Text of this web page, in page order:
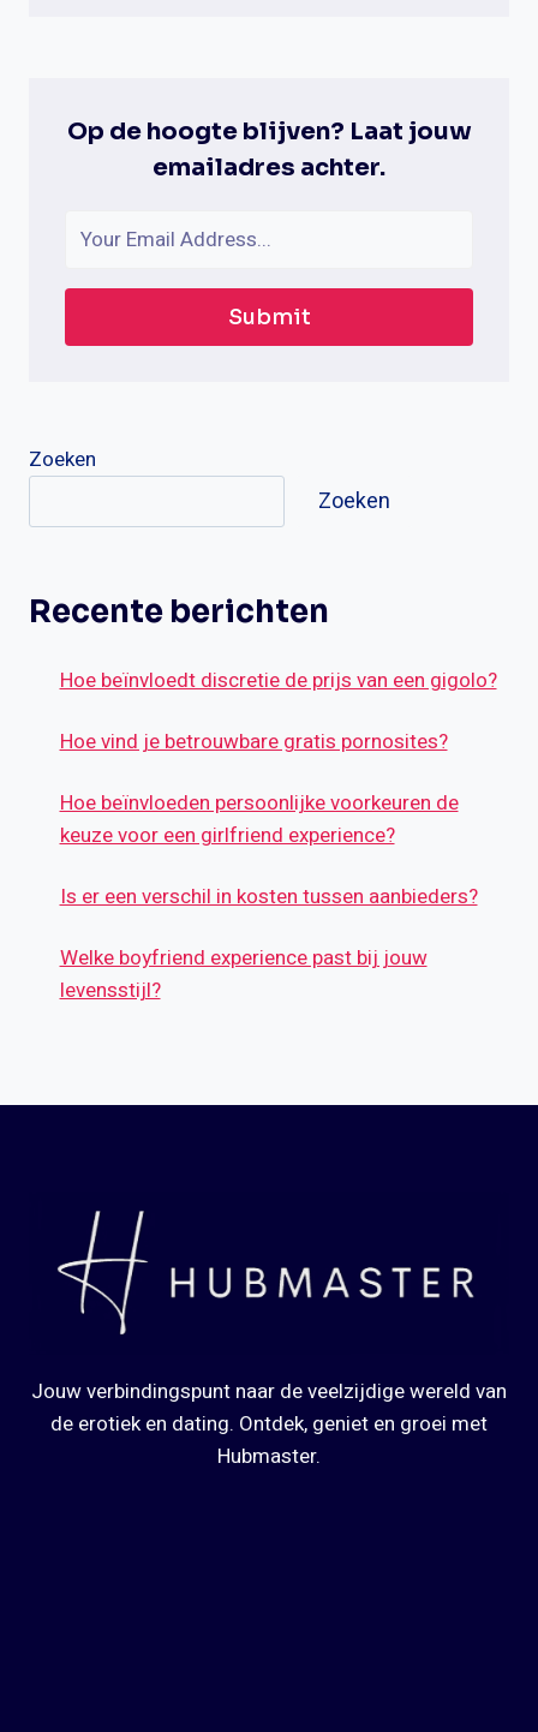
Op de hoogte blijven? Laat jouw
emailadres achter.
Submit
Zoeken
Zoeken
Recente berichten
Hoe beïnvloedt discretie de prijs van een gigolo?
Hoe vind je betrouwbare gratis pornosites?
Hoe beïnvloeden persoonlijke voorkeuren de
keuze voor een girlfriend experience?
Is er een verschil in kosten tussen aanbieders?
Welke boyfriend experience past bij jouw
levensstijl?
Jouw verbindingspunt naar de veelzijdige wereld van
de erotiek en dating. Ontdek, geniet en groei met
Hubmaster.